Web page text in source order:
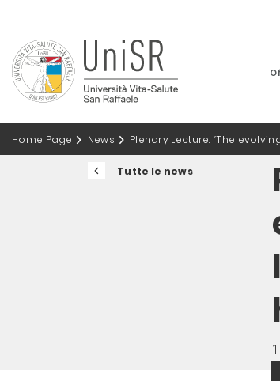
Home Page News Plenary Lecture: “The
Tutte le news